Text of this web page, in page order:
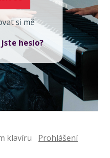
si mě
heslo?
klavíru Prohlášení